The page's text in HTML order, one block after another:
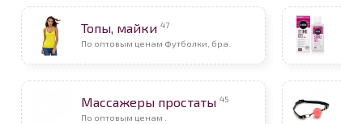
Топы, майки 47
По оптовым ценам Футболки, бра.
Массажеры простаты 45
По оптовым ценам .